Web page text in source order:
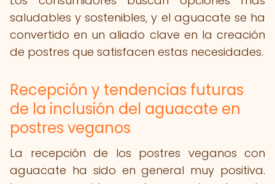
saludables y sostenibles, y el aguacate se ha
convertido en un aliado clave en la creación
de postres que satisfacen estas necesidades.
Recepción y tendencias futuras
de la inclusión del aguacate en
postres veganos
La recepción de los postres veganos con
aguacate ha sido en general muy positiva.